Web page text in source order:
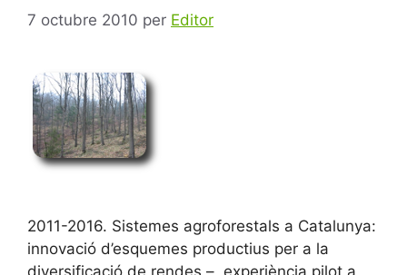
7 octubre 2010 per Editor
2011-2016. Sistemes agroforestals a Catalunya:
innovació d’esquemes productius per a la
diversificació de rendes – experiència pilot a